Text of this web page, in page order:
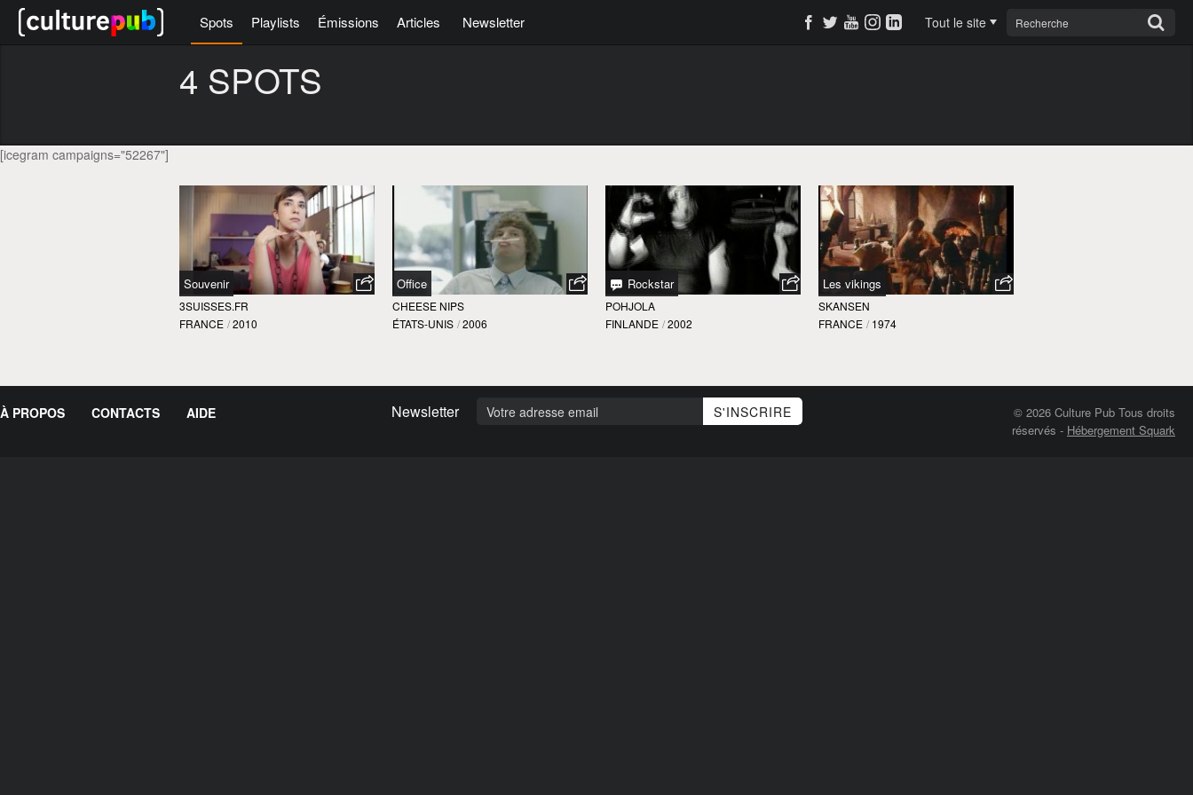
Spots Playlists Émissions Articles Newsletter Tout le site
4 SPOTS
[icegram campaigns="52267"]
Souvenir
3SUISSES.FR
FRANCE / 2010
Office
CHEESE NIPS
ÉTATS-UNIS / 2006
Rockstar
POHJOLA
FINLANDE / 2002
Les vikings
SKANSEN
FRANCE / 1974
À PROPOS CONTACTS AIDE Newsletter
© 2026 Culture Pub Tous droits
réservés - Hébergement Squark